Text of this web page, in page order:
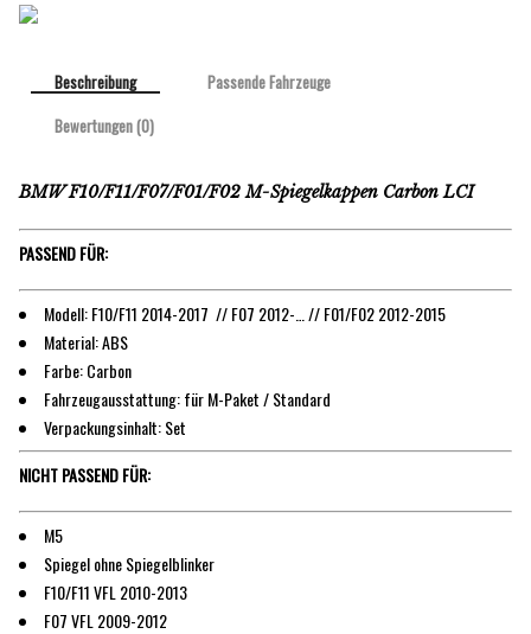
Beschreibung
Passende Fahrzeuge
Bewertungen (0)
BMW F10/F11/F07/F01/F02 M-Spiegelkappen Carbon LCI
PASSEND FÜR:
Modell: F10/F11 2014-2017 // F07 2012-… // F01/F02 2012-2015
Material: ABS
Farbe: Carbon
Fahrzeugausstattung: für M-Paket / Standard
Verpackungsinhalt: Set
NICHT PASSEND FÜR:
M5
Spiegel ohne Spiegelblinker
F10/F11 VFL 2010-2013
F07 VFL 2009-2012